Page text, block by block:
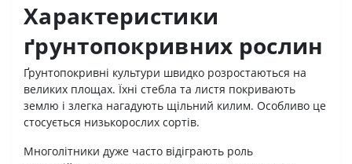
Характеристики
ґрунтопокривних рослин
Ґрунтопокривні культури швидко розростаються на
великих площах. Їхні стебла та листя покривають
землю і злегка нагадують щільний килим. Особливо це
стосується низькорослих сортів.
Многолітники дуже часто відіграють роль